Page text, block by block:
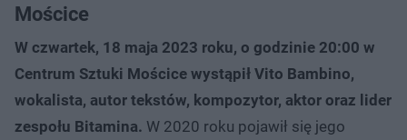
Mościce
W czwartek, 18 maja 2023 roku, o godzinie 20:00 w
Centrum Sztuki Mościce wystąpił Vito Bambino,
wokalista, autor tekstów, kompozytor, aktor oraz lider
zespołu Bitamina. W 2020 roku pojawił się jego